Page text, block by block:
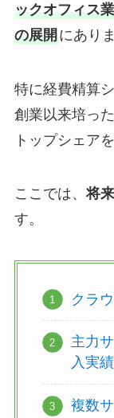
ックオフィス
の展開にあり
特に経費精算
創業以来培っ
トップシェア
ここでは、 将
す。
クラ
主力
入実績
複数